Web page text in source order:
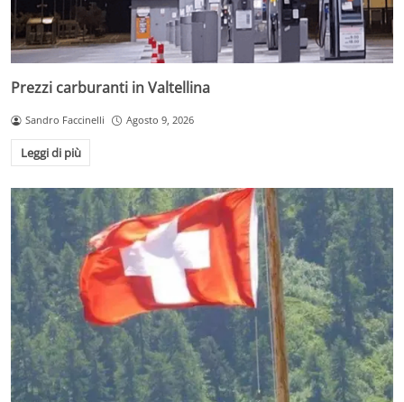
Prezzi carburanti in Valtellina
Sandro Faccinelli Agosto 9, 2026
Leggi di più